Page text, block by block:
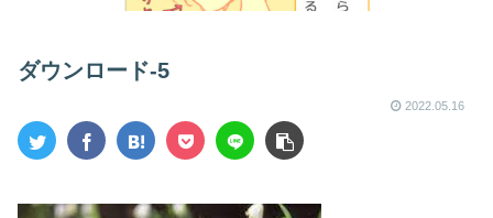
ダウンロード-5
2022.05.16